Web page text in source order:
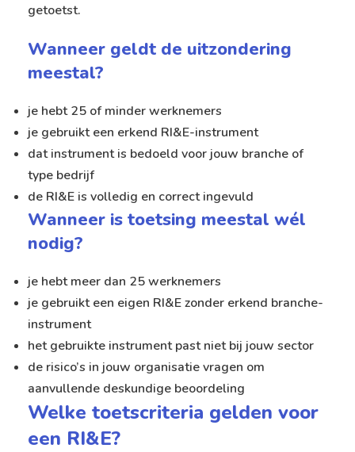
getoetst.
Wanneer geldt de uitzondering
meestal?
je hebt 25 of minder werknemers
je gebruikt een erkend RI&E-instrument
dat instrument is bedoeld voor jouw branche of
type bedrijf
de RI&E is volledig en correct ingevuld
Wanneer is toetsing meestal wél
nodig?
je hebt meer dan 25 werknemers
je gebruikt een eigen RI&E zonder erkend branche-
instrument
het gebruikte instrument past niet bij jouw sector
de risico’s in jouw organisatie vragen om
aanvullende deskundige beoordeling
Welke toetscriteria gelden voor
een RI&E?